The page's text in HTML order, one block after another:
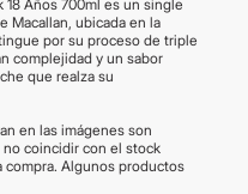
18 Años 700ml es un single
Macallan, ubicada en la
por su proceso de triple
complejidad y un sabor
que realza su
en las imágenes son
coincidir con el stock
Algunos productos